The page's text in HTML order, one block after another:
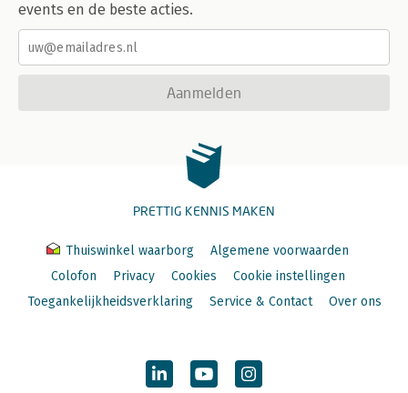
events en de beste acties.
Aanmelden
PRETTIG KENNIS MAKEN
Thuiswinkel waarborg
Algemene voorwaarden
Colofon
Privacy Cookies
Cookie instellingen
Toegankelijkheidsverklaring
Service & Contact Over ons